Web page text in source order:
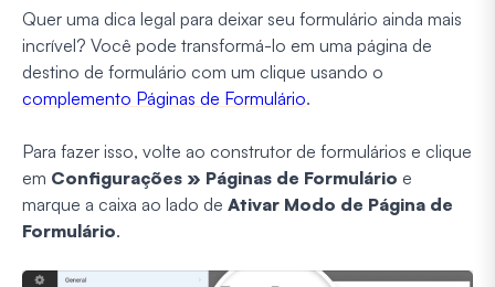
Quer uma dica legal para deixar seu formulário ainda mais
incrível? Você pode transformá-lo em uma página de
destino de formulário com um clique usando o
complemento Páginas de Formulário.
Para fazer isso, volte ao construtor de formulários e clique
em Configurações » Páginas de Formulário e
marque a caixa ao lado de Ativar Modo de Página de
Formulário.